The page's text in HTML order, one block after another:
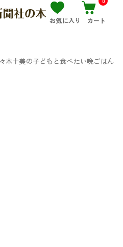
お気に入り カート
木十美の子どもと食べたい晩ごはん